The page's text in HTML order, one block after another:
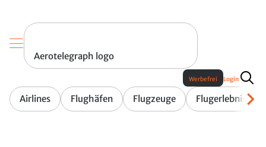
Aerotelegraph logo
Airlines Flughäfen Flugzeuge Flugerlebnis
Werbefrei Login